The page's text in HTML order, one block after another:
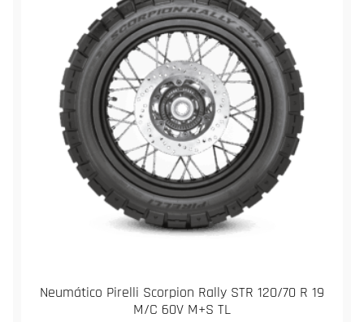
Neumático Pirelli Scorpion Rally STR 120/70 R 19
M/C 60V M+S TL